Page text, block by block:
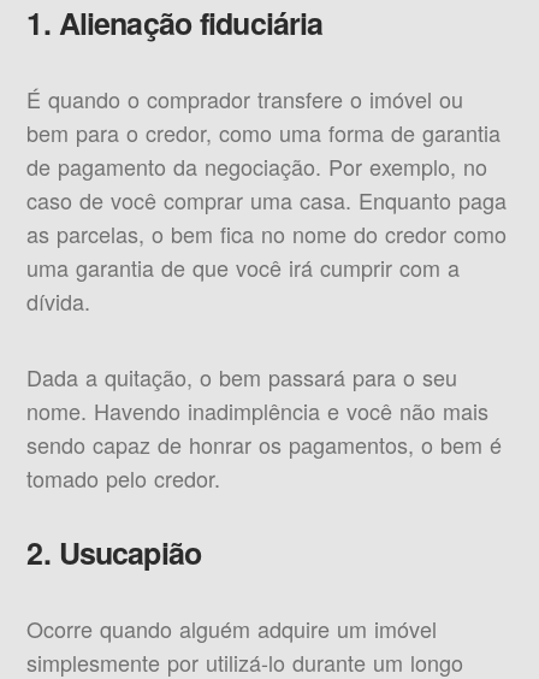
1. Alienação fiduciária
É quando o comprador transfere o imóvel ou
bem para o credor, como uma forma de garantia
de pagamento da negociação. Por exemplo, no
caso de você comprar uma casa. Enquanto paga
as parcelas, o bem fica no nome do credor como
uma garantia de que você irá cumprir com a
dívida.
Dada a quitação, o bem passará para o seu
nome. Havendo inadimplência e você não mais
sendo capaz de honrar os pagamentos, o bem é
tomado pelo credor.
2. Usucapião
Ocorre quando alguém adquire um imóvel
simplesmente por utilizá-lo durante um longo